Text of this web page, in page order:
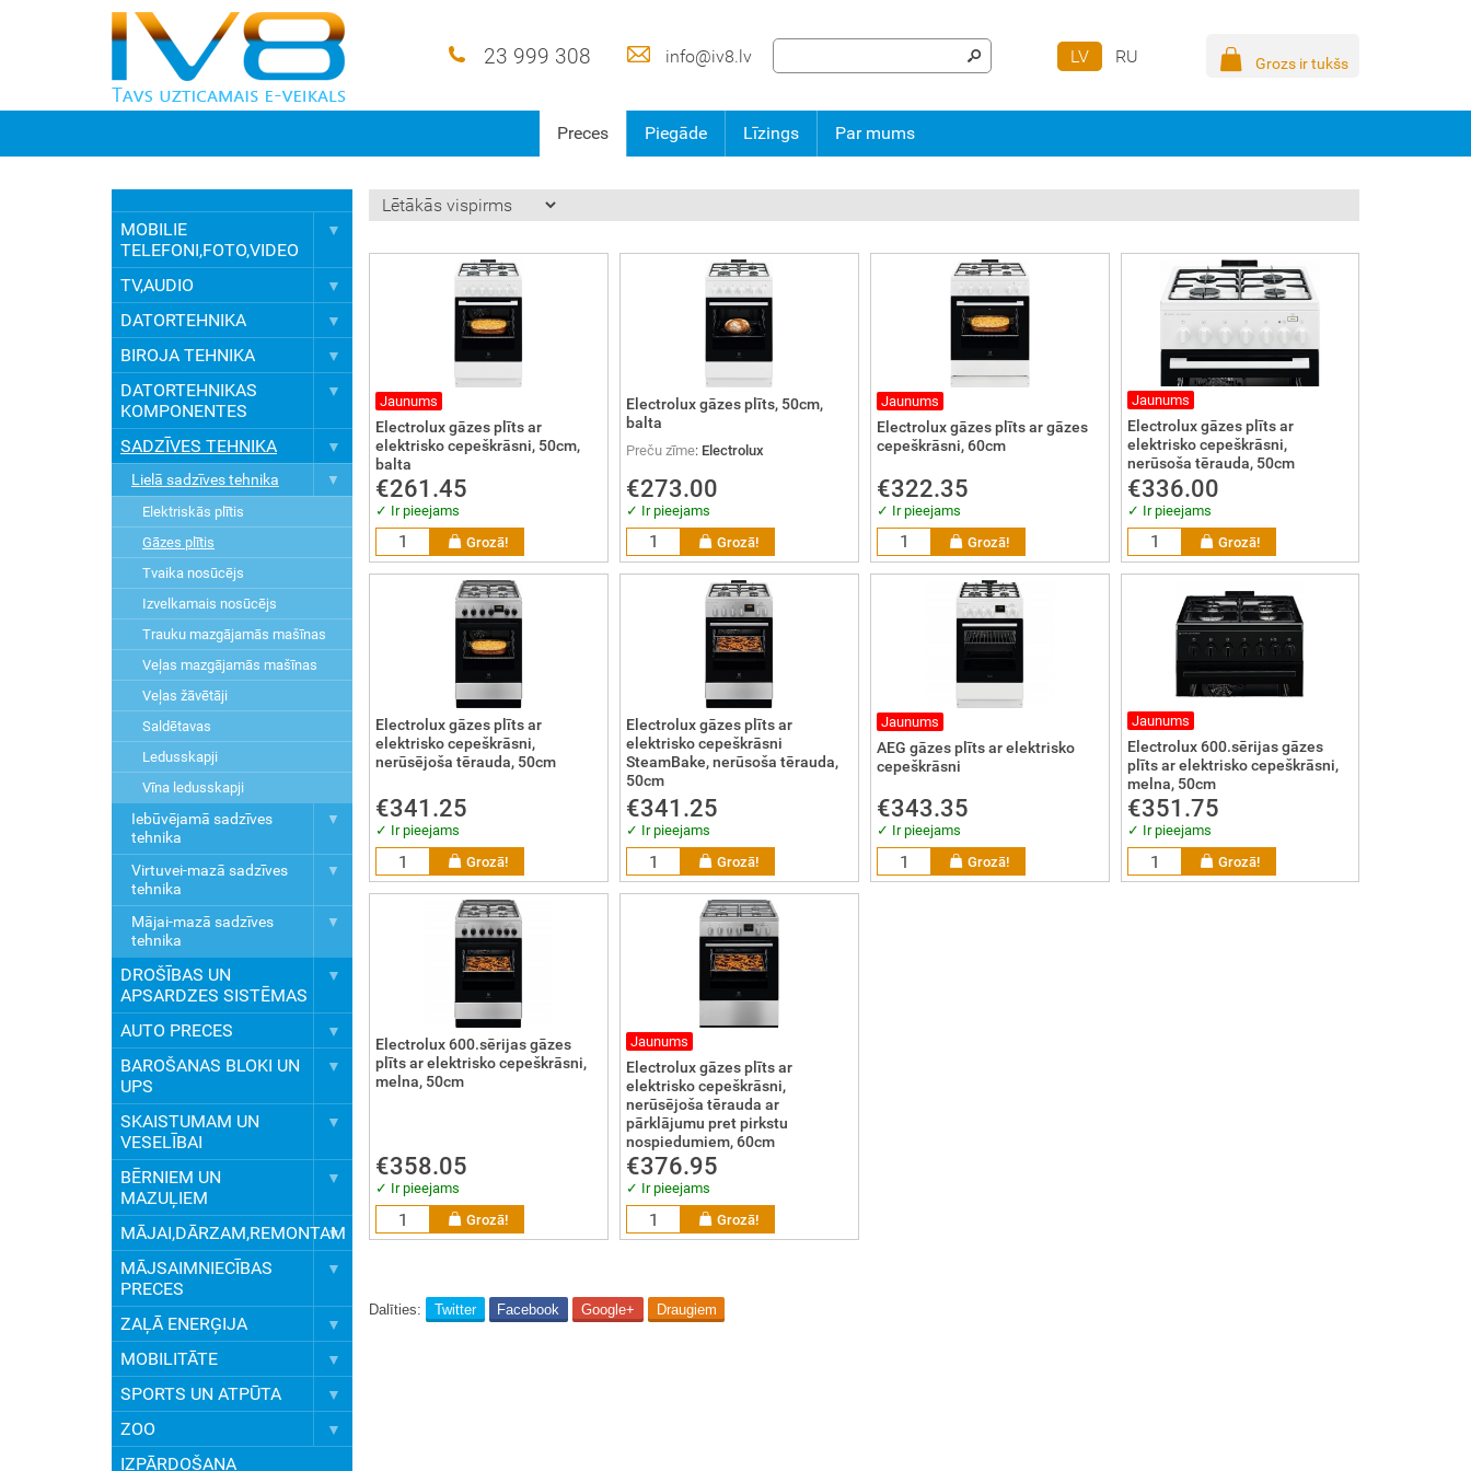
23 999 308 info@iv8.lv LV RU Grozs ir tukšs
Preces Piegāde Līzings Par mums
MOBILIE
TELEFONI,FOTO,VIDEO
TV,AUDIO
DATORTEHNIKA
BIROJA TEHNIKA
DATORTEHNIKAS
KOMPONENTES
SADZĪVES TEHNIKA
Lielā sadzīves tehnika
Elektriskās plītis
Gāzes plītis
Tvaika nosūcējs
Izvelkamais nosūcējs
Trauku mazgājamās mašīnas
Veļas mazgājamās mašīnas
Veļas žāvētāji
Saldētavas
Ledusskapji
Vīna ledusskapji
Iebūvējamā sadzīves
tehnika
Virtuvei-mazā sadzīves
tehnika
Mājai-mazā sadzīves
tehnika
DROŠĪBAS UN
APSARDZES SISTĒMAS
AUTO PRECES
BAROŠANAS BLOKI UN
UPS
SKAISTUMAM UN
VESELĪBAI
BĒRNIEM UN
MAZUĻIEM
MĀJAI,DĀRZAM,REMONTAM
MĀJSAIMNIECĪBAS
PRECES
ZAĻĀ ENERĢIJA
MOBILITĀTE
SPORTS UN ATPŪTA
ZOO
IZPĀRDOŠANA
Jaunums
Electrolux gāzes plīts ar
elektrisko cepeškrāsni, 50cm,
balta
€261.45
✓ Ir pieejams
Grozā!
Electrolux gāzes plīts, 50cm,
balta
Preču zīme: Electrolux
€273.00
✓ Ir pieejams
Grozā!
Jaunums
Electrolux gāzes plīts ar gāzes
cepeškrāsni, 60cm
€322.35
✓ Ir pieejams
Grozā!
Jaunums
Electrolux gāzes plīts ar
elektrisko cepeškrāsni,
nerūsoša tērauda, 50cm
€336.00
✓ Ir pieejams
Grozā!
Electrolux gāzes plīts ar
elektrisko cepeškrāsni,
nerūsējoša tērauda, 50cm
€341.25
✓ Ir pieejams
Grozā!
Electrolux gāzes plīts ar
elektrisko cepeškrāsni
SteamBake, nerūsoša tērauda,
50cm
€341.25
✓ Ir pieejams
Grozā!
Jaunums
AEG gāzes plīts ar elektrisko
cepeškrāsni
€343.35
✓ Ir pieejams
Grozā!
Jaunums
Electrolux 600.sērijas gāzes
plīts ar elektrisko cepeškrāsni,
melna, 50cm
€351.75
✓ Ir pieejams
Grozā!
Electrolux 600.sērijas gāzes
plīts ar elektrisko cepeškrāsni,
melna, 50cm
€358.05
✓ Ir pieejams
Grozā!
Jaunums
Electrolux gāzes plīts ar
elektrisko cepeškrāsni,
nerūsējoša tērauda ar
pārklājumu pret pirkstu
nospiedumiem, 60cm
€376.95
✓ Ir pieejams
Grozā!
Dalīties: Twitter Facebook Google+ Draugiem